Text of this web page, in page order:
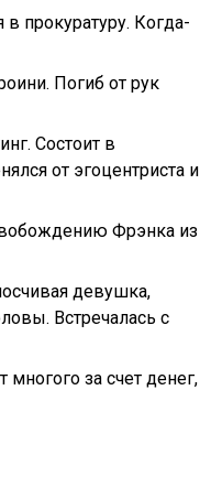
прокуратуру. Когда-
Погиб от рук
Состоит в
от эгоцентриста и
Фрэнка из
девушка,
Встречалась с
за счет денег,